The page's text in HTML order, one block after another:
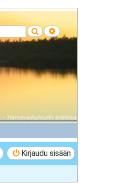
Etsi Tarkennettu haku
Kirjaudu sisään